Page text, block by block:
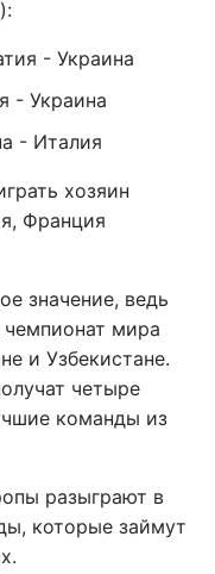
- Украина
- Украина
- Италия
хозяин
Франция
значение, ведь
мира
и Узбекистане.
четыре
команды из
разыграют в
которые займут